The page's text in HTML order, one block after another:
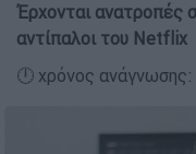
Έρχονται ανατροπές
αντίπαλοι του Netflix
🕛 χρόνος